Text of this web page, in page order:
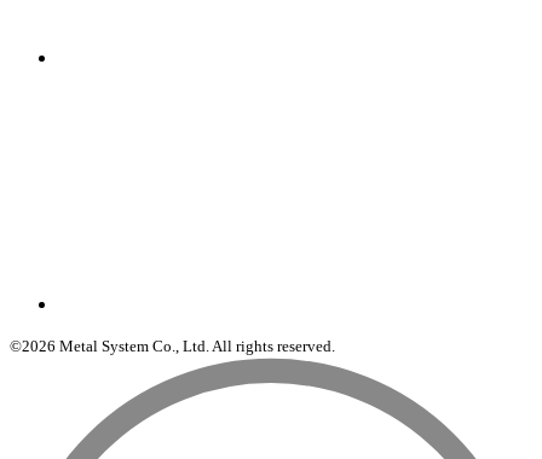
©2026 Metal System Co., Ltd. All rights reserved.